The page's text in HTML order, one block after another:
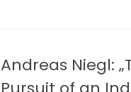
Andreas Niegl: